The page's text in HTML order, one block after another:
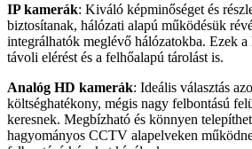
IP kamerák: Kiváló képminőséget és
biztosítanak, hálózati alapú működésük
integrálhatók meglévő hálózatokba. Ezek a
távoli elérést és a felhőalapú tárolást is.
Analóg HD kamerák: Ideális választás
költséghatékony, mégis nagy felbontású
keresnek. Megbízható és könnyen
hagyományos CCTV alapelveken